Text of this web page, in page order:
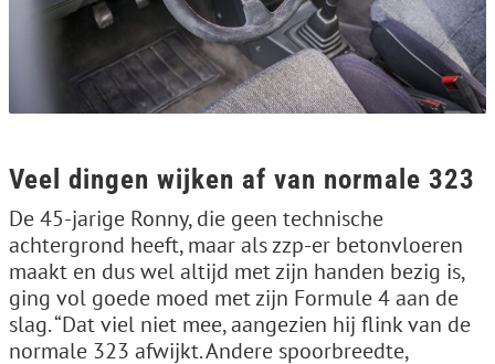
Veel dingen wijken af van normale 323
De 45-jarige Ronny, die geen technische
achtergrond heeft, maar als zzp-er betonvloeren
maakt en dus wel altijd met zijn handen bezig is,
ging vol goede moed met zijn Formule 4 aan de
slag. “Dat viel niet mee, aangezien hij flink van de
normale 323 afwijkt. Andere spoorbreedte,